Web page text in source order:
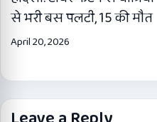
से भरी बस पलटी, 15 की मौत
April 20, 2026